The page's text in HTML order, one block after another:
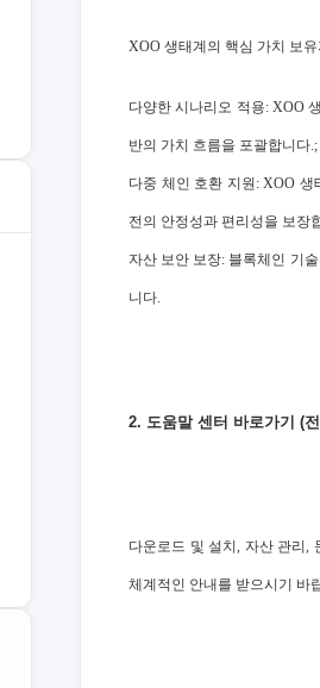
XOO 생태계의 핵심 가치 보
다양한 시나리오 적용: XOO
반의 가치 흐름을 포괄합니다.;
다중 체인 호환 지원: XOO 생
전의 안정성과 편리성을 보장
자산 보안 보장: 블록체인 기
니다.
2. 도움말 센터 바로가기 (
다운로드 및 설치, 자산 관리,
체계적인 안내를 받으시기 바